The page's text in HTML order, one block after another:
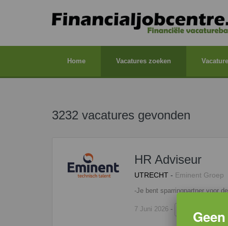
Home Vacatures zoeken
3232 vacatures gevonden
HR Adviseur
UTRECHT- Eminent Groep
7 Juni 2026-